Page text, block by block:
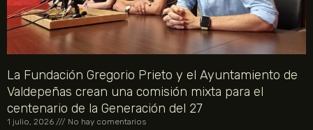
La Fundación Gregorio Prieto y el Ayuntamiento de
Valdepeñas crean una comisión mixta para el
centenario de la Generación del 27
1 julio, 2026 No hay comentarios